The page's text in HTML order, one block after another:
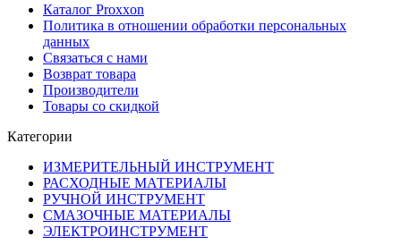
Каталог Proxxon
Политика в отношении обработки персональных
данных
Связаться с нами
Возврат товара
Производители
Товары со скидкой
Категории
ИЗМЕРИТЕЛЬНЫЙ ИНСТРУМЕНТ
РАСХОДНЫЕ МАТЕРИАЛЫ
РУЧНОЙ ИНСТРУМЕНТ
СМАЗОЧНЫЕ МАТЕРИАЛЫ
ЭЛЕКТРОИНСТРУМЕНТ